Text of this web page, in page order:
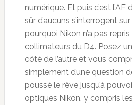
numérique. Et puis c’est l’AF
sûr d’aucuns s’interrogent
pourquoi Nikon n’a pas repris
collimateurs du D4. Posez
côté de l’autre et vous
simplement d’une question
poussé le rêve jusqu’à
optiques Nikon, y compris